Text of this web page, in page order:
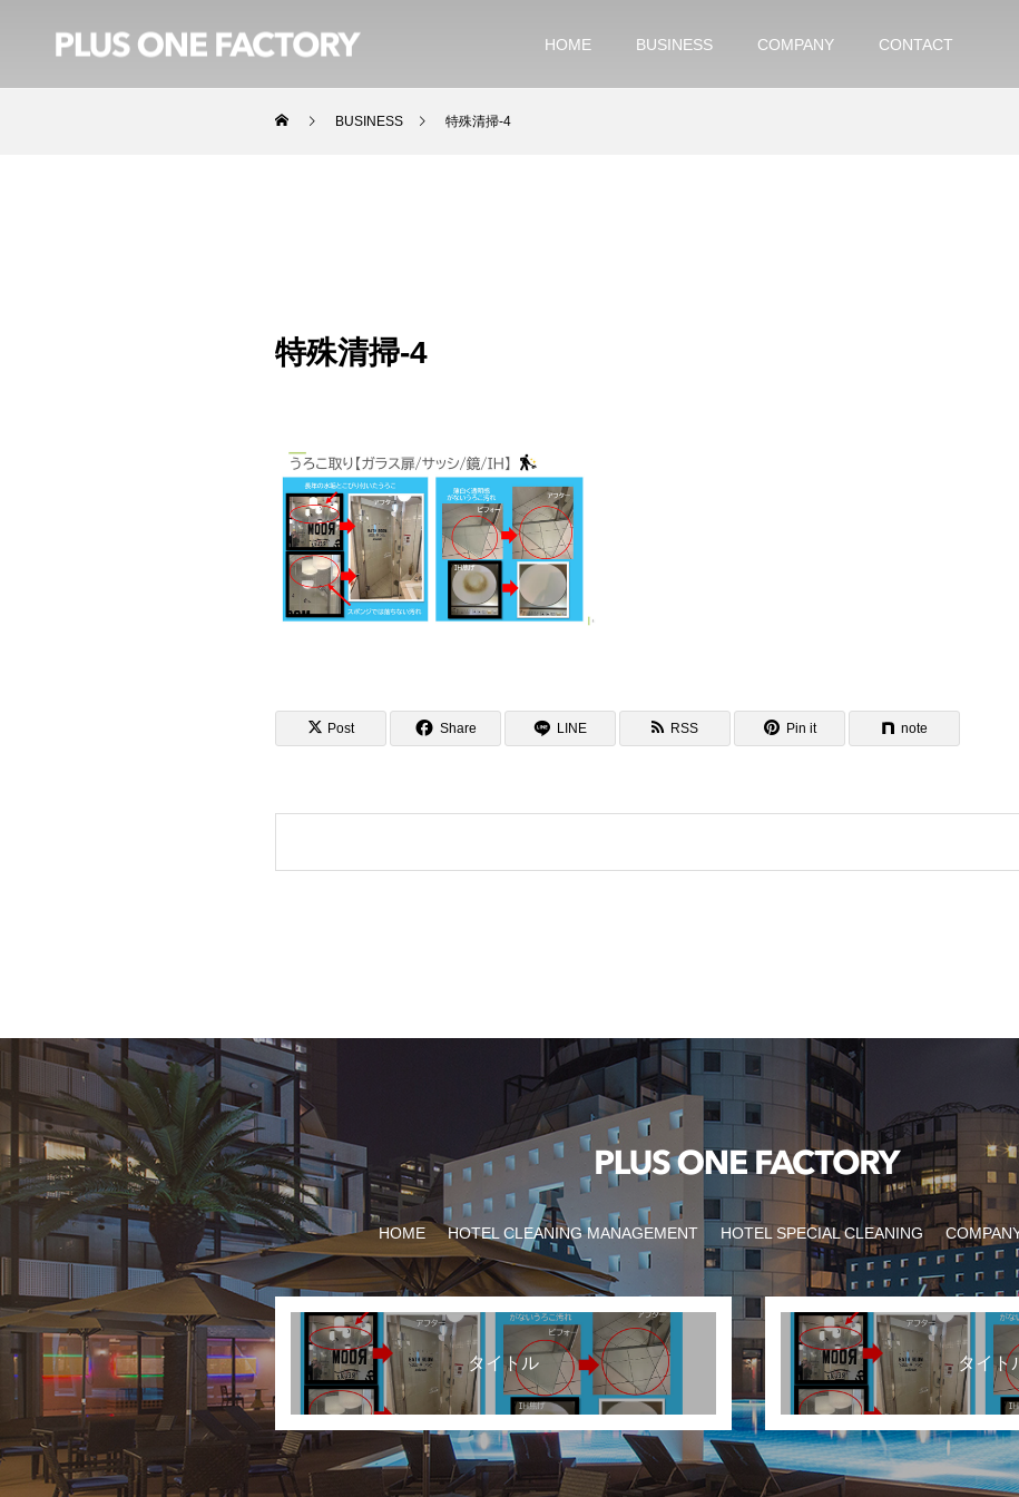
HOME BUSINESS COMPANY CONTACT
BUSINESS 特殊清掃-4
特殊清掃-4
Post Share LINE RSS Pin it note
HOME HOTEL CLEANING MANAGEMENT HOTEL SPECIAL CLEANING
タイトル タイト